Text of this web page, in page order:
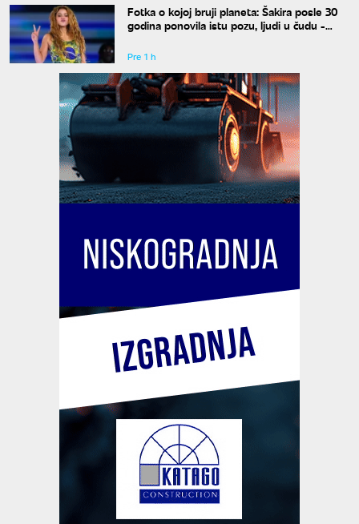
Fotka o kojoj bruji planeta: Šakira posle 30
godina ponovila istu pozu, ljudi u čudu -
Pre 1 h